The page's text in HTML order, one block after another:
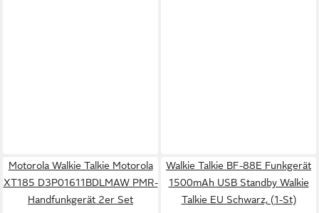
Motorola Walkie Talkie Motorola
XT185 D3P01611BDLMAW PMR-
Handfunkgerät 2er Set
Walkie Talkie BF-88E Funkgerät
1500mAh USB Standby Walkie
Talkie EU Schwarz, (1-St)